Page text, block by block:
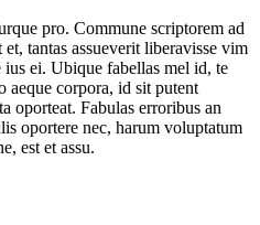
pro. Commune scriptorem ad
tantas assueverit liberavisse vim
ei. Ubique fabellas mel id, te
aeque corpora, id sit putent
oporteat. Fabulas erroribus an
oportere nec, harum voluptatum
est et assu.